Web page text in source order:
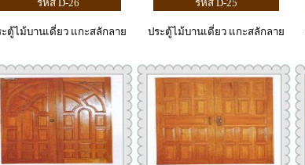
รหัส D-26
ตู้ไม้บานเดี่ยว แกะสลักลาย
รหัส D-25
ประตู้ไม้บานเดี่ยว แกะสลักลาย